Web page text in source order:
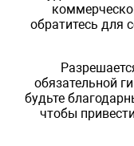
обратитесь для
обязательной
будьте
чтобы